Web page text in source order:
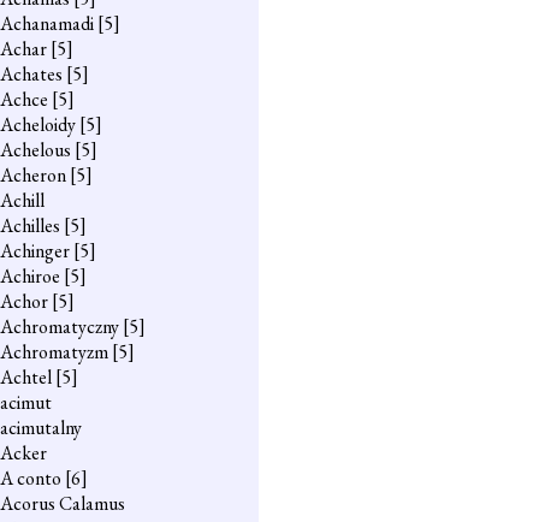
Achanamadi[5]
Achar[5]
Achates [5]
Achce [5]
Acheloidy[5]
Achelous [5]
Acheron[5]
Achill
Achilles [5]
Achinger[5]
Achiroe [5]
Achor[5]
Achromatyczny[5]
Achromatyzm[5]
Achtel[5]
acimut
acimutalny
Acker
A conto [6]
Acorus Calamus